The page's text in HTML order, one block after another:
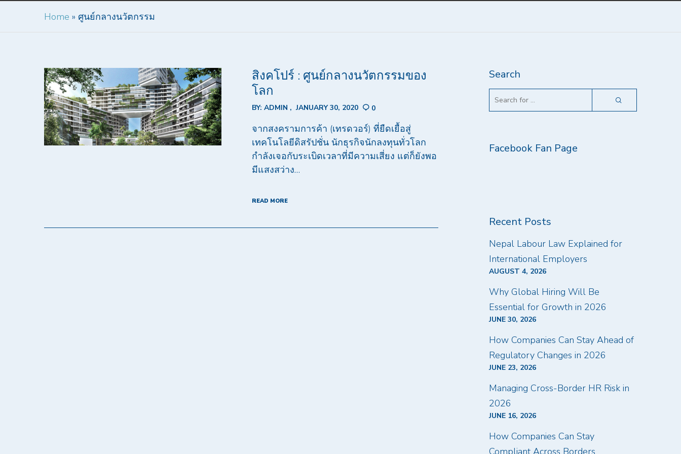
Home » ศูนย์กลางนวัตกรรม
สิงคโปร์ : ศูนย์กลางนวัตกรรมของ
โลก
BY: ADMIN JANUARY 30, 2020 0
จากสงครามการค้า (เทรดวอร์) ที่ยืดเยื้อสู่
เทคโนโลยีดิสรัปชั่น นักธุรกิจนักลงทุนทั่วโลก
กำลังเจอกับระเบิดเวลาที่มีความเสี่ยง แต่ก็ยังพอ
มีแสงสว่าง…
READ MORE
Search
Facebook Fan Page
Recent Posts
Nepal Labour Law Explained for
International Employers
AUGUST 4, 2026
Why Global Hiring Will Be
Essential for Growth in 2026
JUNE 30, 2026
How Companies Can Stay Ahead of
Regulatory Changes in 2026
JUNE 23, 2026
Managing Cross-Border HR Risk in
2026
JUNE 16, 2026
How Companies Can Stay
Compliant Across Borders